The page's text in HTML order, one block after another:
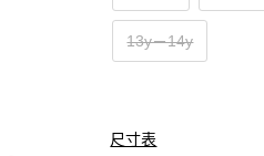
13y－14y
尺寸表